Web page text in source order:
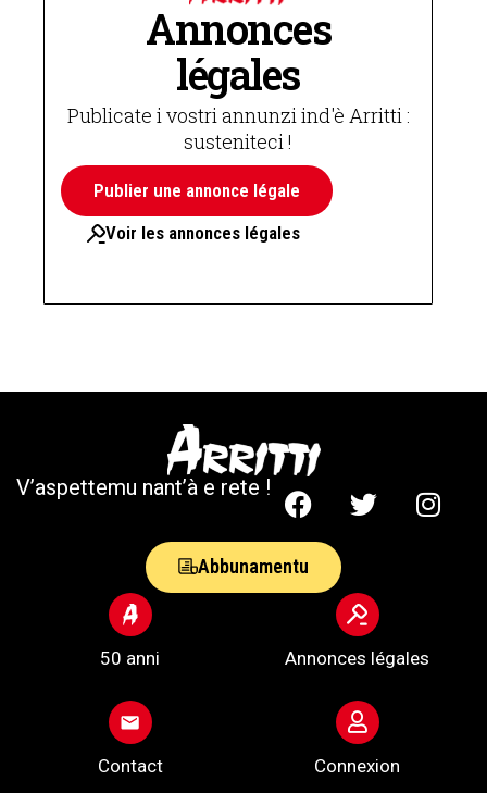
Annonces
légales
Publicate i vostri annunzi ind'è Arritti :
susteniteci !
Publier une annonce légale
Voir les annonces légales
V’aspettemu nant’à e rete !
50 anni Annonces légales
Contact Connexion
Abbunamentu